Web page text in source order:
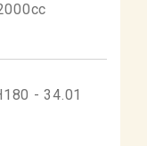
- 34.01